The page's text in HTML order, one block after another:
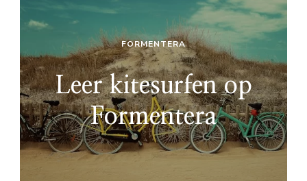
FORMENTERA
Leer kitesurfen op
Formentera